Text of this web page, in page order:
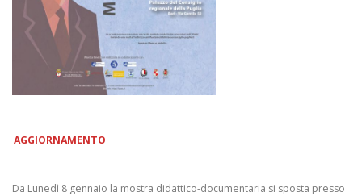
AGGIORNAMENTO
Da Lunedì 8 gennaio la mostra didattico-documentaria si sposta presso